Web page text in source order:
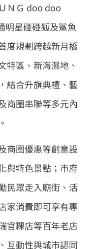
ＮＧ doo doo
明星碰碰狐及鯊魚
度規劃跨越新月橋
特區、新海濕地、
結合升旗典禮、藝
商圈串聯等多元內
商圈優惠等創意設
與特色景點；市府
民眾走入廟街、活
家消費即可享有專
官粿店等百年老店
互動性與城市認同